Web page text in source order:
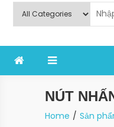
NÚT
Home Sản